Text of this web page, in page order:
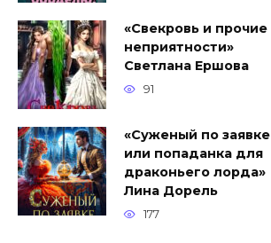
«Свекровь и прочие
неприятности»
Светлана Ершова
91
«Суженый по заявке
или попаданка для
драконьего лорда»
Лина Дорель
177